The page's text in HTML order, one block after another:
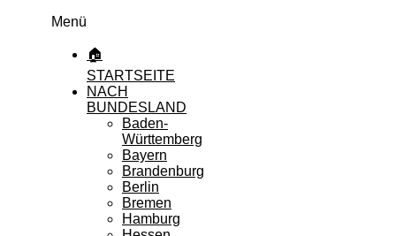
Menü
🏠
STARTSEITE
NACH
BUNDESLAND
Baden-
Württemberg
Bayern
Brandenburg
Berlin
Bremen
Hamburg